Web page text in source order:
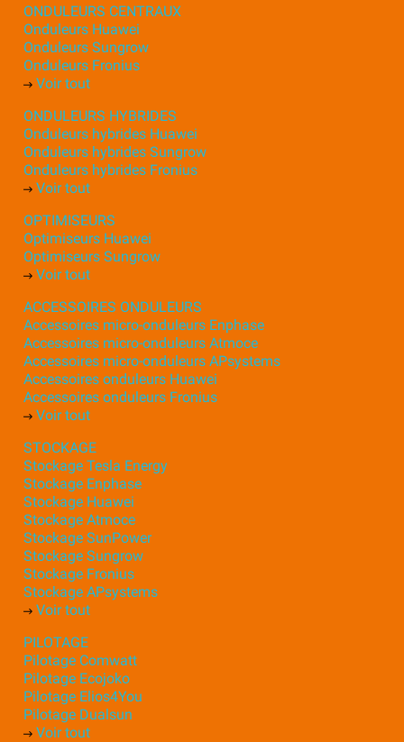
ONDULEURS CENTRAUX
Onduleurs Huawei
Onduleurs Sungrow
Onduleurs Fronius
Voir tout
ONDULEURS HYBRIDES
Onduleurs hybrides Huawei
Onduleurs hybrides Sungrow
Onduleurs hybrides Fronius
Voir tout
OPTIMISEURS
Optimiseurs Huawei
Optimiseurs Sungrow
Voir tout
ACCESSOIRES ONDULEURS
Accessoires micro-onduleurs Enphase
Accessoires micro-onduleurs Atmoce
Accessoires micro-onduleurs APsystems
Accessoires onduleurs Huawei
Accessoires onduleurs Fronius
Voir tout
STOCKAGE
Stockage Tesla Energy
Stockage Enphase
Stockage Huawei
Stockage Atmoce
Stockage SunPower
Stockage Sungrow
Stockage Fronius
Stockage APsystems
Voir tout
PILOTAGE
Pilotage Comwatt
Pilotage Ecojoko
Pilotage Elios4You
Pilotage Dualsun
Voir tout